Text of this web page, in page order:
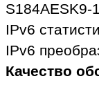
S184AESK9-
IPv6
IPv6
Качество